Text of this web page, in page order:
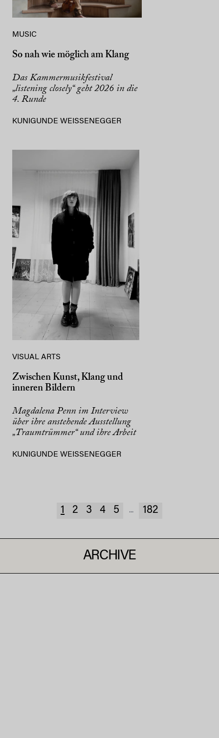
MUSIC
So nah wie möglich am Klang
Das Kammermusikfestival
„listening closely“ geht 2026 in die
4. Runde
KUNIGUNDE WEISSENEGGER
VISUAL ARTS
Zwischen Kunst, Klang und
inneren Bildern
Magdalena Penn im Interview
über ihre anstehende Ausstellung
„Traumtrümmer“ und ihre Arbeit
KUNIGUNDE WEISSENEGGER
1 2 3 4 5 ... 182
ARCHIVE